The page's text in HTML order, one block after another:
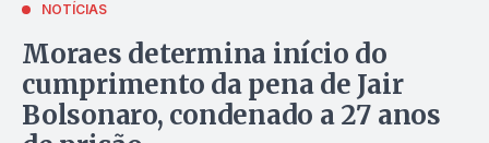
NOTÍCIAS
Moraes determina início do
cumprimento da pena de Jair
Bolsonaro, condenado a 27 anos